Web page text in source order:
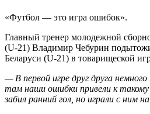
«Футбол — это игра ошибок».
Главный тренер молодежной
(U-21) Владимир Чебурин
Беларуси (U-21) в товарищеской
— В первой игре друг друга
там наши ошибки привели к
забил ранний гол, но играли с ним